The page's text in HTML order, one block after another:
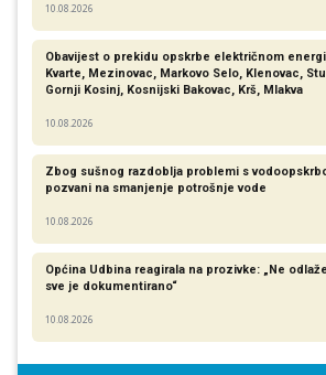
10.08.2026
Obavijest o prekidu opskrbe električnom
Kvarte, Mezinovac, Markovo Selo, Klenovac,
Gornji Kosinj, Kosnijski Bakovac, Krš, Mlakva
10.08.2026
Zbog sušnog razdoblja problemi s
pozvani na smanjenje potrošnje vode
10.08.2026
Općina Udbina reagirala na prozivke: „Ne
sve je dokumentirano“
10.08.2026